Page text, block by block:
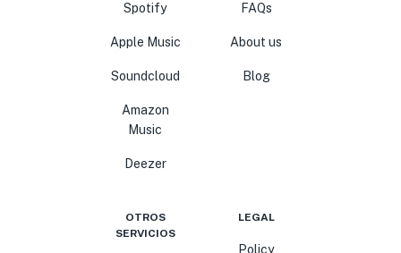
Spotify
Apple Music
Soundcloud
Amazon
Music
Deezer
FAQs
About us
Blog
OTROS
SERVICIOS
LEGAL
Policy